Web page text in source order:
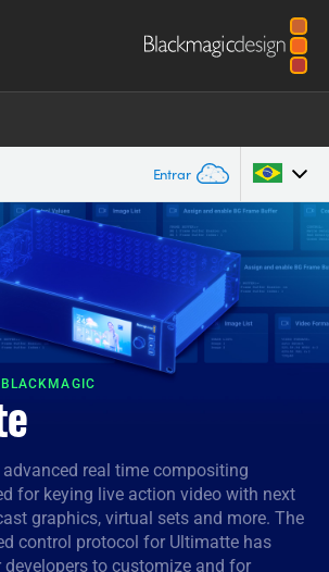
Entrar
real time compositing
for keying live action video with next
graphics, virtual sets and more. The
control protocol for Ultimatte has
developers to customize and for